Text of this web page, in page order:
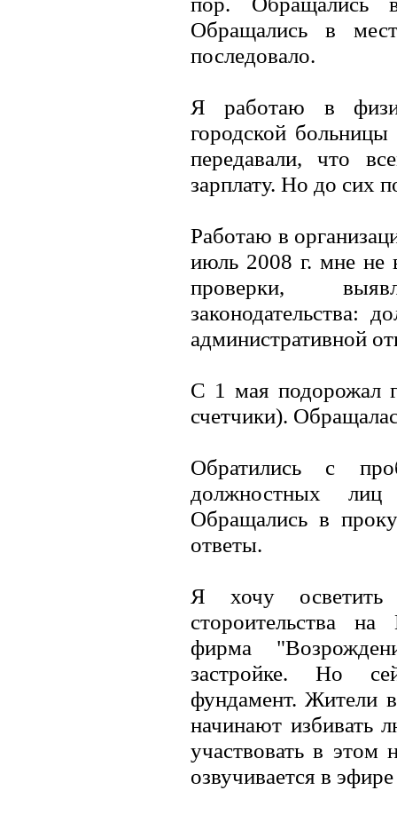
Обращались в
последовало.
Я работаю в
городской
передавали, что
зарплату. Но до сих
Работаю в
июль 2008 г. мне не
проверки,
законодательства:
административной
С 1 мая подорожал
счетчики).
Обратились с
должностных лиц
Обращались в
ответы.
Я хочу осветить
стороительства на
фирма
застройке. Но
фундамент. Жители
начинают избивать
участвовать в этом
озвучивается в